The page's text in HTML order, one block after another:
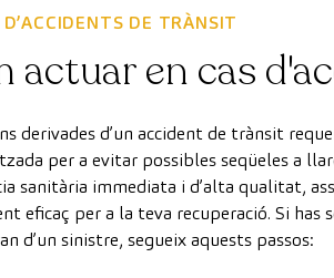
DE TRÀNSIT
actuar en cas
derivades d’un accident de trànsit
per a evitar possibles seqüeles a
sanitària immediata i d’alta qualitat,
eficaç per a la teva recuperació. Si has
d’un sinistre, segueix aquests passos: